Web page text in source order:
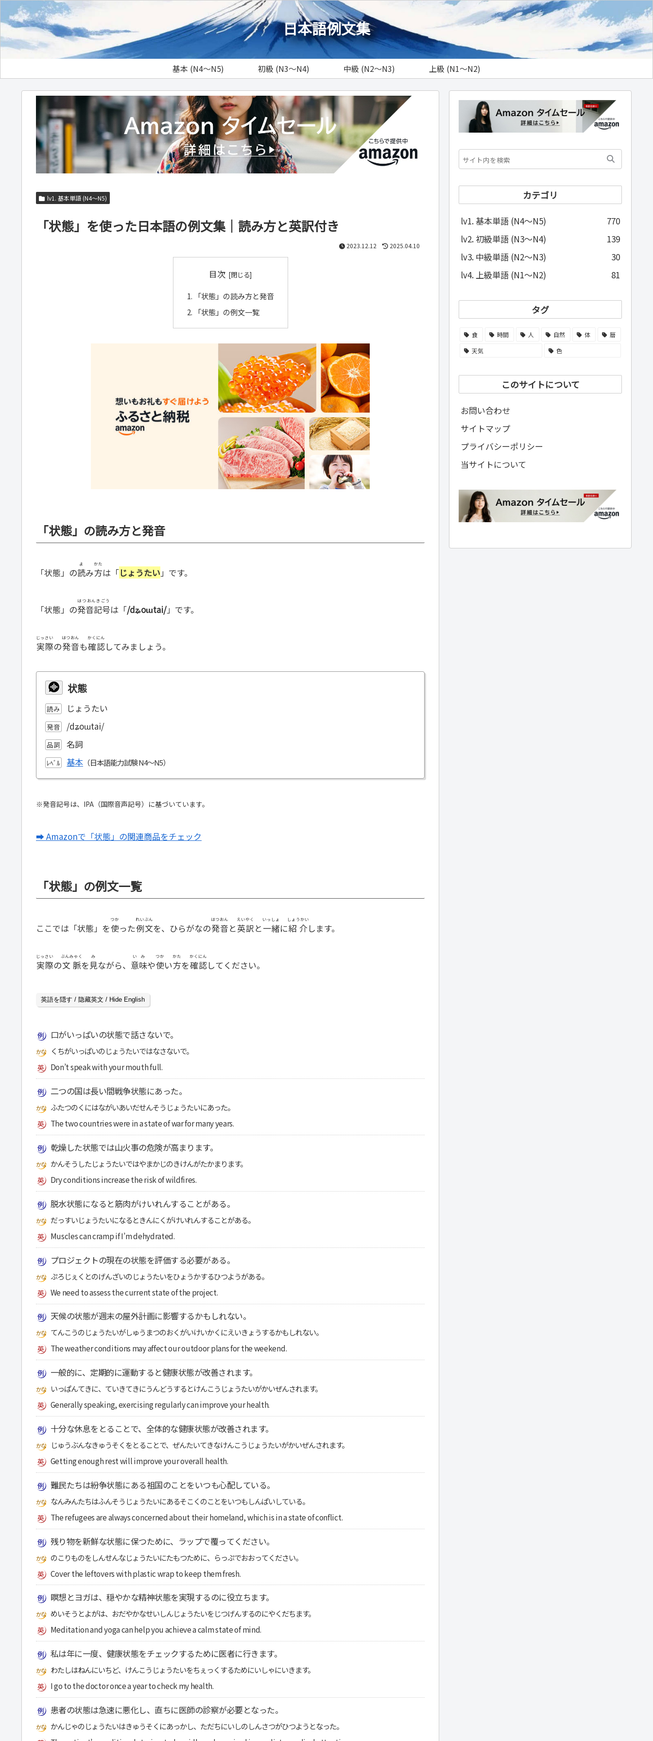
日本語例文集
基本 (N4～N5) 初級 (N3～N4) 中級 (N2～N3) 上級 (N1～N2)
lv1. 基本単語 (N4～N5)
「状態」を使った日本語の例文集｜読み方と英訳付き
2023.12.12 2025.04.10
目次
「状態」の読み方と発音
「状態」の例文一覧
「状態」の読み方と発音
「状態」の読
よ
み方
かた
は「じょうたい 」です。
「状態」の発音記号
はつおんきごう
は「/dʑoɯtai/」です。
実際
じっさい
の発音
はつおん
も確認
かくにん
してみましょう。
状態
読み じょうたい
発音 /dʑoɯtai/
品詞 名詞
ﾚﾍﾞﾙ 基本
※発音記号は、IPA（国際音声記号）に基づいています。
➡ Amazonで「状態」の関連商品をチェック
「状態」の例文一覧
ここでは「状態」を使
つか
った例文
れいぶん
を、ひらがなの発音
はつおん
と英訳
えいやく
と一緒
いっしょ
に紹介
しょうかい
します。
実際
じっさい
の文脈
ぶんみゃく
を 見
み
ながら、 意味
いみ
や使
つか
い方
かた
を確認
かくにん
してください。
英語を隠す / 隐藏英文 / Hide English
口がいっぱいの状態で話さないで。
くちがいっぱいのじょうたいではなさないで。
Don’t speak with your mouth full.
二つの国は長い間戦争状態にあった。
ふたつのくにはながいあいだせんそうじょうたいにあった。
The two countries were in a state of war for many years.
乾燥した状態では山火事の危険が高まります。
かんそうしたじょうたいではやまかじのきけんがたかまります。
Dry conditions increase the risk of wildfires.
脱水状態になると筋肉がけいれんすることがある。
だっすいじょうたいになるときんにくがけいれんすることがある。
Muscles can cramp if I’m dehydrated.
プロジェクトの現在の状態を評価する必要がある。
ぷろじぇくとのげんざいのじょうたいをひょうかするひつようがある。
We need to assess the current state of the project.
天候の状態が週末の屋外計画に影響するかもしれない。
てんこうのじょうたいがしゅうまつのおくがいけいかくにえいきょうするかもしれない。
The weather conditions may affect our outdoor plans for the weekend.
一般的に、定期的に運動すると健康状態が改善されます。
いっぱんてきに、ていきてきにうんどうするとけんこうじょうたいがかいぜんされます。
Generally speaking, exercising regularly can improve your health.
十分な休息をとることで、全体的な健康状態が改善されます。
じゅうぶんなきゅうそくをとることで、ぜんたいてきなけんこうじょうたいがかいぜんされます。
Getting enough rest will improve your overall health.
難民たちは紛争状態にある祖国のことをいつも心配している。
なんみんたちはふんそうじょうたいにあるそこくのことをいつもしんぱいしている。
The refugees are always concerned about their homeland, which is in a state of conflict.
残り物を新鮮な状態に保つために、ラップで覆ってください。
のこりものをしんせんなじょうたいにたもつために、らっぷでおおってください。
Cover the leftovers with plastic wrap to keep them fresh.
瞑想とヨガは、穏やかな精神状態を実現するのに役立ちます。
めいそうとよがは、おだやかなせいしんじょうたいをじつげんするのにやくだちます。
Meditation and yoga can help you achieve a calm state of mind.
私は年に一度、健康状態をチェックするために医者に行きます。
わたしはねんにいちど、けんこうじょうたいをちぇっくするためにいしゃにいきます。
I go to the doctor once a year to check my health.
患者の状態は急速に悪化し、直ちに医師の診察が必要となった。
かんじゃのじょうたいはきゅうそくにあっかし、ただちにいしのしんさつがひつようとなった。
カテゴリ
lv1. 基本単語 (N4～N5)
770
lv2. 初級単語 (N3～N4)
139
lv3. 中級単語 (N2～N3)
30
lv4. 上級単語 (N1～N2)
81
タグ
食 時間 人 自然 体
暦
天気
色
このサイトについて
お問い合わせ
サイトマップ
プライバシーポリシー
当サイトについて